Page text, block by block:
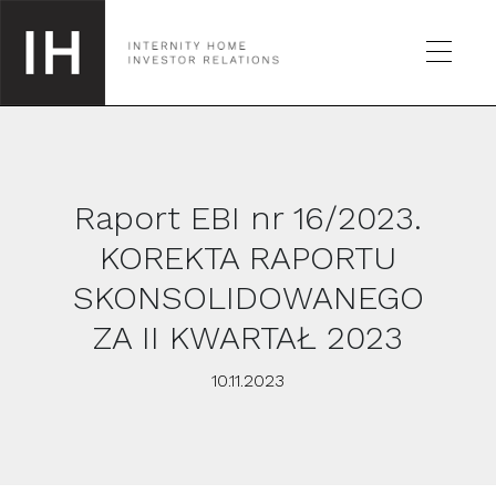
SPÓŁKA
GIEŁDA
Raport EBI nr 16/2023.
KOREKTA RAPORTU
SKONSOLIDOWANEGO
ZA II KWARTAŁ 2023
10.11.2023